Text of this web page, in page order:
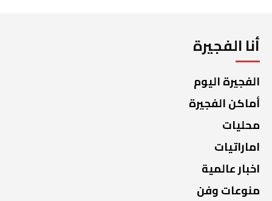
أنا الفجيرة
الفجيرة اليوم
أماكن الفجيرة
محليات
اماراتيات
اخبار عالمية
منوعات وفن